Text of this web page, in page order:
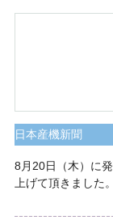
日本産機新聞
8月20日（木）に
上げて頂きました。